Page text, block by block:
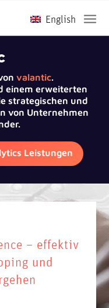
valantic.
einem erweiterten
strategischen und
von Unternehmen
Leistungen
– effektiv
und